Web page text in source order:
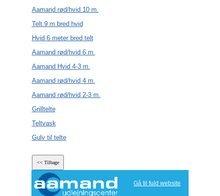
Aamand rød/hvid 10 m.
Telt 9 m bred hvid
Hvid 6 meter bred telt
Aamand rød/hvid 6 m.
Aamand Hvid 4-3 m.
Aamand rød/hvid 4 m.
Aamand rød/hvid 2-3 m.
Grilltelte
Teltvask
Gulv til telte
Gå til fuld website